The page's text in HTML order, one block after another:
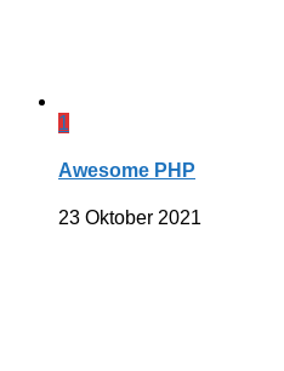
1
Awesome PHP
23 Oktober 2021